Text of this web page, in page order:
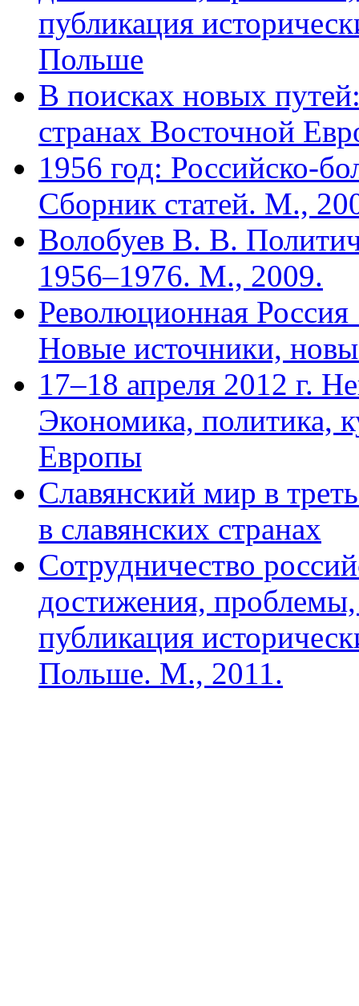
публикация
Польше
В поисках новых
странах Восточной
1956 год: Российско-
Сборник статей. М.,
Волобуев В. В.
1956–1976. М., 2009.
Революционная
Новые источники,
17–18 апреля 2012 г.
Экономика, политика,
Европы
Славянский мир в
в славянских странах
Сотрудничество
достижения,
публикация
Польше. М., 2011.